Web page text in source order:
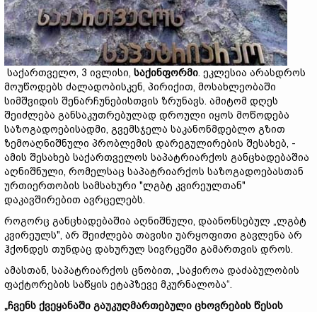
საქართველო, 3 ივლისი, საქინფორმი. ეკლესია არასდროს
მოუწოდებს ძალადობისკენ, პირიქით, მოსახლეობაში
სიმშვიდის შენარჩუნებისთვის ზრუნავს. ამიტომ დღეს
შეიძლება განსაკუთრებულად დროული იყოს მოწოდება
საზოგადოებისადმი, გვემსჯელა საკანონმდებლო გზით
ზემოაღნიშნული პრობლემის დარეგულირების შესახებ, -
ამის შესახებ საქართველოს საპატრიარქოს განცხადებაშია
აღნიშნული, რომელსაც საპატრიარქოს საზოგადოებასთან
ურთიერთობის სამსახური "ლგბტ კვირეულთან"
დაკავშირებით ავრცელებს.
როგორც განცხადებაშია აღნიშნული, დაანონსებულ „ლგბტ
კვირეულს", არ შეიძლება თავისი უარყოფითი გავლენა არ
ჰქონდეს თუნდაც დახურულ სივრცეში გამართვის დროს.
ამასთან, საპატრიარქოს ცნობით, „საჭიროა დაძაბულობის
ფაქტორების საწყის ეტაპზევე მკურნალობა“.
„ჩვენს ქვეყანაში გაუკუღმართებული ცხოვრების წესის